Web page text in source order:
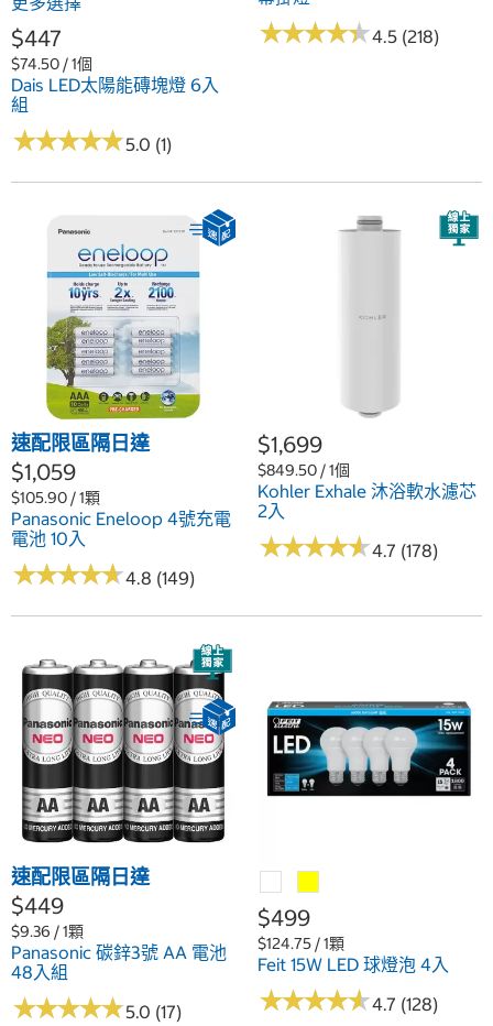
$447
$74.50 / 1個
Dais LED太陽能磚塊燈 6入
組
★★★★★
★★★★★5.0 (1)
★★★★★
★★★★★4.5 (218)
速配限區隔日達
$1,059
$105.90 / 1顆
Panasonic Eneloop 4號充電
電池 10入
★★★★★
★★★★★4.8 (149)
$1,699
$849.50 / 1個
Kohler Exhale 沐浴軟水濾芯
2入
★★★★★
★★★★★4.7 (178)
速配限區隔日達
$449
$9.36 / 1顆
Panasonic 碳鋅3號 AA 電池
48入組
★★★★★
★★★★★5.0 (17)
$499
$124.75 / 1顆
Feit 15W LED 球燈泡 4入
★★★★★
★★★★★4.7 (128)